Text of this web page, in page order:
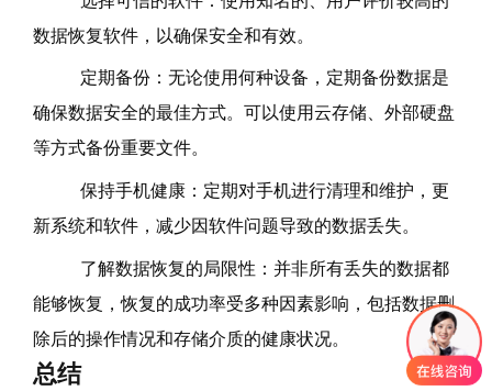
数据恢复软件，以确保安全和有效。
定期备份：无论使用何种设备，定期备份数据是
确保数据安全的最佳方式。可以使用云存储、外部硬盘
等方式备份重要文件。
保持手机健康：定期对手机进行清理和维护，更
新系统和软件，减少因软件问题导致的数据丢失。
了解数据恢复的局限性：并非所有丢失的数据都
能够恢复，恢复的成功率受多种因素影响，包括数据删
除后的操作情况和存储介质的健康状况。
总结